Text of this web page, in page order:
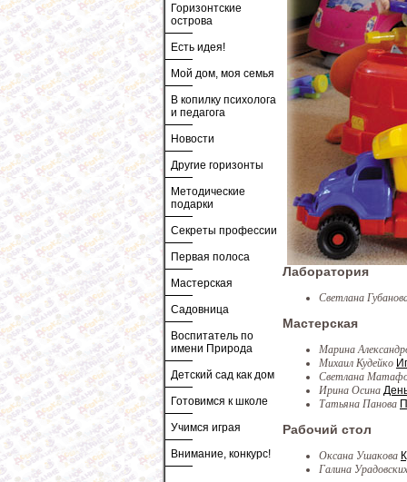
Горизонтские
острова
Есть идея!
Мой дом, моя семья
В копилку психолога
и педагога
Новости
Другие горизонты
Методические
подарки
Секреты профессии
Первая полоса
Мастерская
Садовница
Воспитатель по
имени Природа
Детский сад как дом
Готовимся к школе
Учимся играя
Внимание, конкурс!
Лаборатория
Светлана
Мастерская
Марина
Михаил Кудейко
Светлана
Ирина Осина
Татьяна Панова
Рабочий стол
Оксана Ушакова
Галина